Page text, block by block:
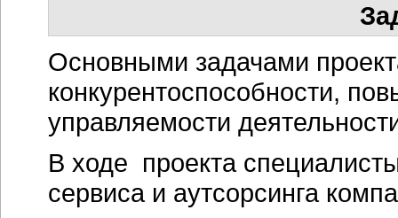
Основными задачами
конкурентоспособности,
управляемости
В ходе проекта
сервиса и аутсорсинга